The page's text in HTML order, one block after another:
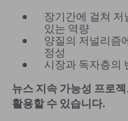
장기간에 걸쳐
있는 역량
양질의 저널리즘
정성
시장과 독자층의
뉴스 지속 가능성 프로
활용할 수 있습니다.